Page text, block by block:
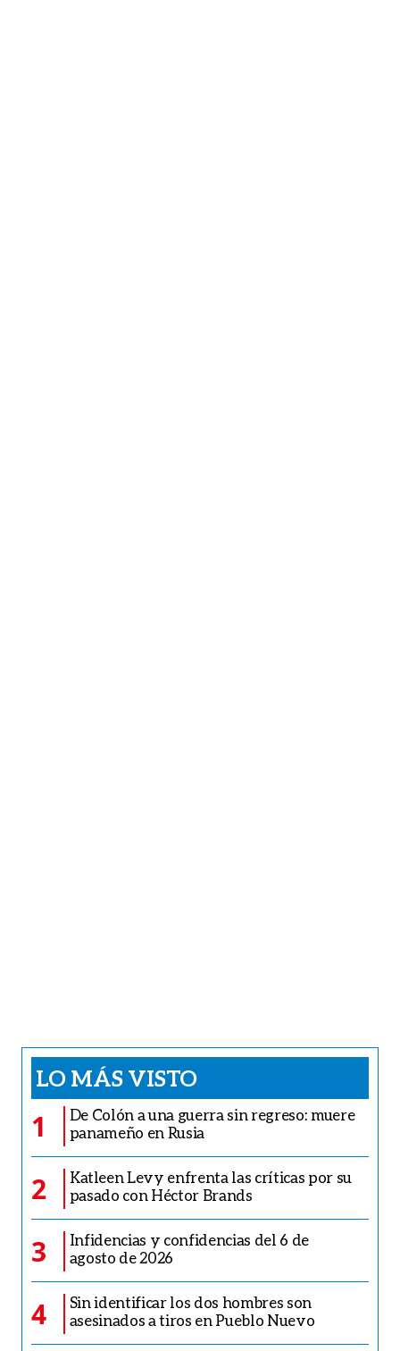
LO MÁS VISTO
1
De Colón a una guerra sin regreso: muere
panameño en Rusia
2
Katleen Levy enfrenta las críticas por su
pasado con Héctor Brands
3
Infidencias y confidencias del 6 de
agosto de 2026
4
Sin identificar los dos hombres son
asesinados a tiros en Pueblo Nuevo